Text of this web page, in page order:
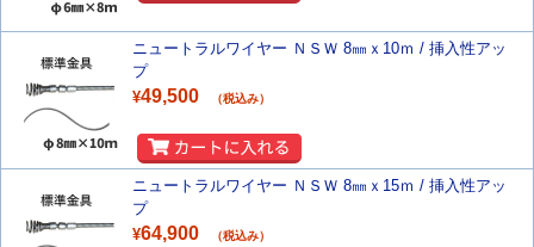
ニュートラルワイヤー ＮＳＷ 8㎜ｘ10ｍ / 挿入性アッ
プ
¥49,500 （税込み）
ニュートラルワイヤー ＮＳＷ 8㎜ｘ15ｍ / 挿入性アッ
プ
¥64,900 （税込み）